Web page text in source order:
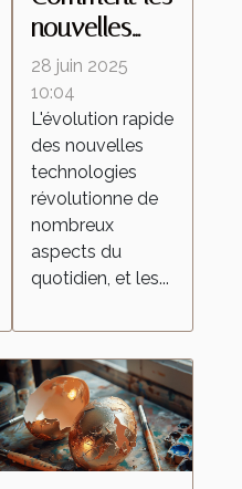
nouvelles
technologies
transforment-
elles les
aspirateurs
autonomes ?
28 juin 2025
10:04
L'évolution rapide
des nouvelles
technologies
révolutionne de
nombreux
aspects du
quotidien, et les...